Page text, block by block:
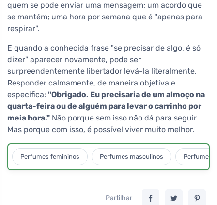
quem se pode enviar uma mensagem; um acordo que
se mantém; uma hora por semana que é "apenas para
respirar".
E quando a conhecida frase "se precisar de algo, é só
dizer" aparecer novamente, pode ser
surpreendentemente libertador levá-la literalmente.
Responder calmamente, de maneira objetiva e
específica: "Obrigado. Eu precisaria de um almoço na
quarta-feira ou de alguém para levar o carrinho por
meia hora." Não porque sem isso não dá para seguir.
Mas porque com isso, é possível viver muito melhor.
Perfumes femininos Perfumes masculinos Perfumes
Partilhar